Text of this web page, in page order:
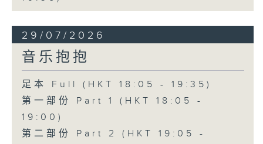
29/07/2026
音乐抱抱
足本 Full (HKT 18:05 - 19:35)
第一部份 Part 1 (HKT 18:05 -
19:00)
第二部份 Part 2 (HKT 19:05 -